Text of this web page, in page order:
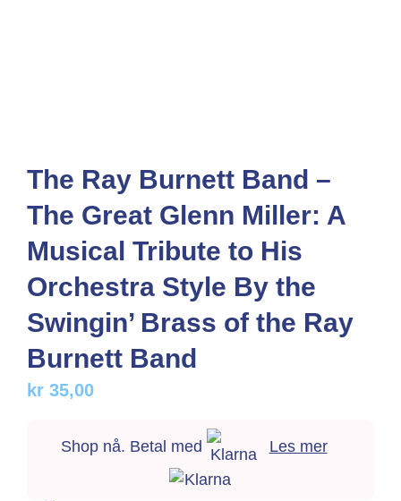
The Ray Burnett Band –
The Great Glenn Miller: A
Musical Tribute to His
Orchestra Style By the
Swingin’ Brass of the Ray
Burnett Band
kr 35,00
Shop nå. Betal med Les mer